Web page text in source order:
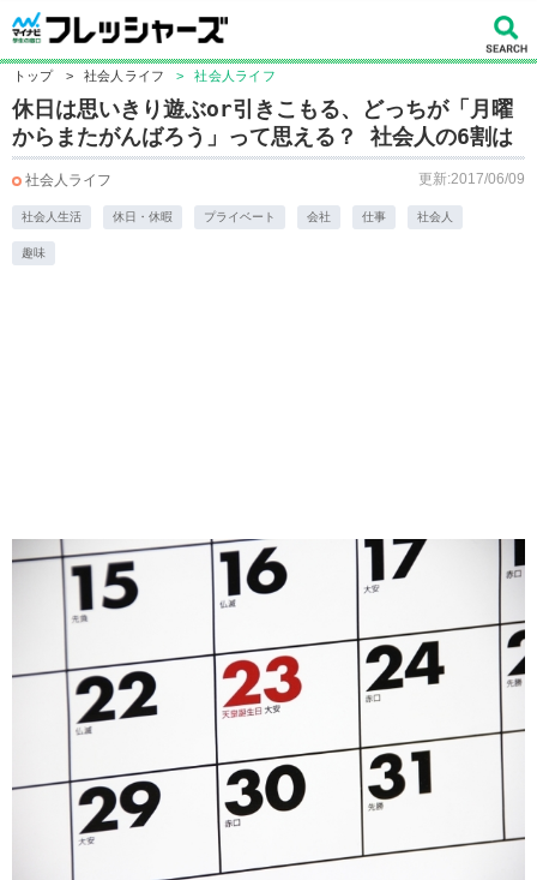
トップ > 社会人ライフ > 社会人ライフ
休日は思いきり遊ぶor引きこもる、どっちが「月曜
からまたがんばろう」って思える？ 社会人の6割は
社会人ライフ 更新:2017/06/09
社会人生活 休日・休暇 プライベート 会社 仕事 社会人
趣味